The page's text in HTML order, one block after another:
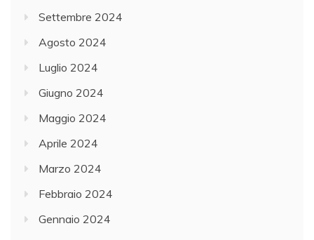
Settembre 2024
Agosto 2024
Luglio 2024
Giugno 2024
Maggio 2024
Aprile 2024
Marzo 2024
Febbraio 2024
Gennaio 2024